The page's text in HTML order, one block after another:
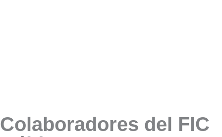
Colaboradores del FIC